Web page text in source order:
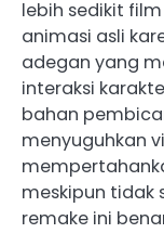
lebih sedikit
animasi asli
adegan yang
interaksi
bahan
menyuguhkan
meskipun tidak
remake ini